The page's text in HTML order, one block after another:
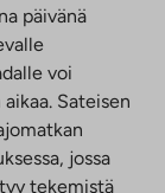
päivänä
voi
Sateisen
jossa
tekemistä